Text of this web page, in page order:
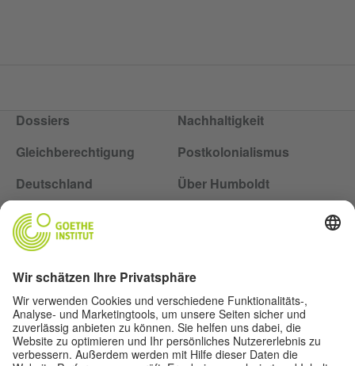
Dossiers
Nachhaltigkeit
Gleichberechtigung
Postkolonialismus
Deutschland
Über Humboldt
Impressum
Datenschutz
Folge dem Magazin Humboldt auf Social Media